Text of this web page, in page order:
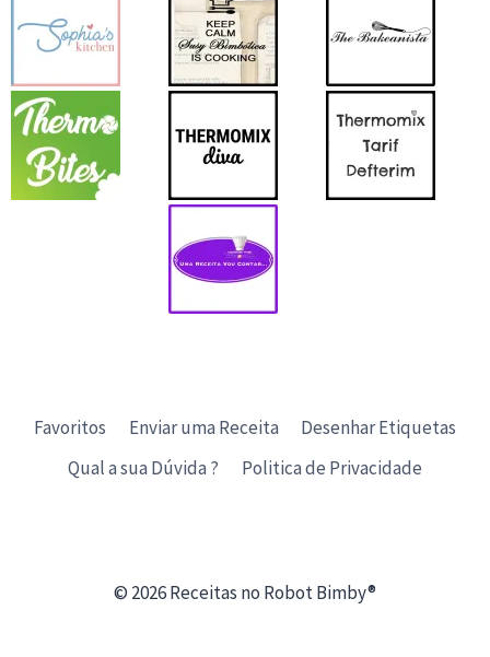
Favoritos Enviar uma Receita
Desenhar Etiquetas
Qual a sua Dúvida ?
Politica de Privacidade
© 2026 Receitas no Robot Bimby®